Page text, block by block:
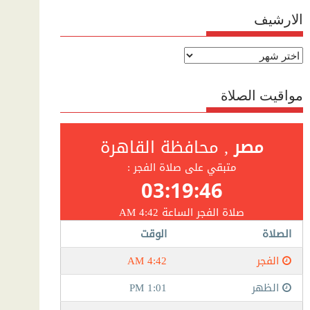
الارشيف
الارشيف
مواقيت الصلاة